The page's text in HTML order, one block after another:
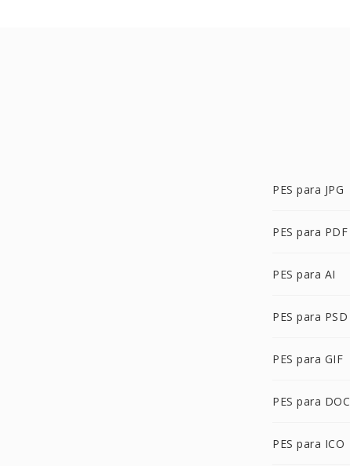
PES para JPG
PES para PDF
PES para AI
PES para PSD
PES para GIF
PES para DOC
PES para ICO